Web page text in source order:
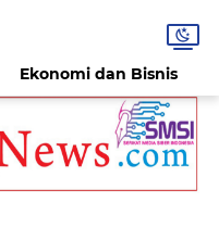
Ekonomi dan Bisnis